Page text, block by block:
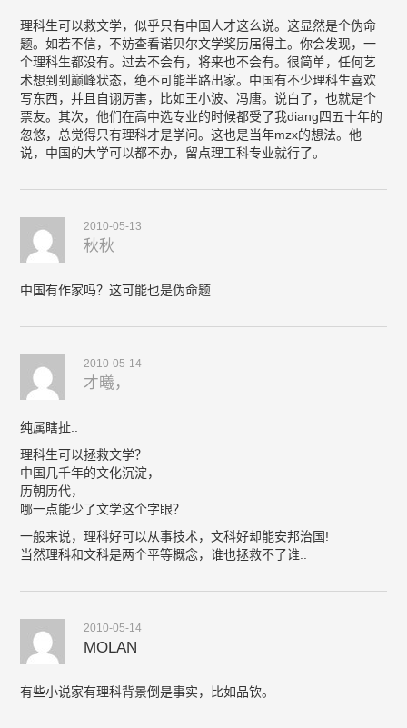
理科生可以救文学，似乎只有中国人才这么说。这显然是个伪命
题。如若不信，不妨查看诺贝尔文学奖历届得主。你会发现，一
个理科生都没有。过去不会有，将来也不会有。很简单，任何艺
术想到到巅峰状态，绝不可能半路出家。中国有不少理科生喜欢
写东西，并且自诩厉害，比如王小波、冯唐。说白了，也就是个
票友。其次，他们在高中选专业的时候都受了我diang四五十年的
忽悠，总觉得只有理科才是学问。这也是当年mzx的想法。他
说，中国的大学可以都不办，留点理工科专业就行了。
2010-05-13
秋秋
中国有作家吗？这可能也是伪命题
2010-05-14
才曦，
纯属瞎扯..
理科生可以拯救文学？
中国几千年的文化沉淀，
历朝历代，
哪一点能少了文学这个字眼？
一般来说，理科好可以从事技术，文科好却能安邦治国!
当然理科和文科是两个平等概念，谁也拯救不了谁..
2010-05-14
MOLAN
有些小说家有理科背景倒是事实，比如品钦。